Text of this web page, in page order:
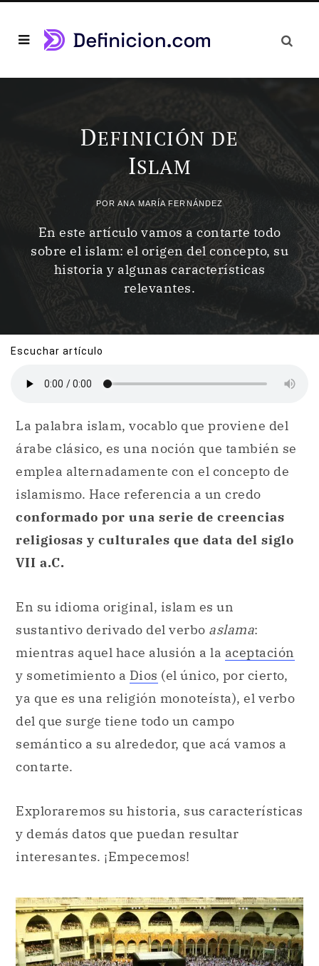
DEFINICIÓN DE
ISLAM
PORANA MARÍA FERNÁNDEZ
En este artículo vamos a contarte todo
sobre el islam: el origen del concepto, su
historia y algunas características
relevantes.
Escuchar artículo
La palabra islam, vocablo que proviene del
árabe clásico, es una noción que también se
emplea alternadamente con el concepto de
islamismo. Hace referencia a un credo
conformado por una serie de creencias
religiosas y culturales que data del siglo
VII a.C.
En su idioma original, islam es un
sustantivo derivado del verbo aslama:
mientras aquel hace alusión a la aceptación
y sometimiento a Dios (el único, por cierto,
ya que es una religión monoteísta), el verbo
del que surge tiene todo un campo
semántico a su alrededor, que acá vamos a
contarte.
Exploraremos su historia, sus características
y demás datos que puedan resultar
interesantes. ¡Empecemos!